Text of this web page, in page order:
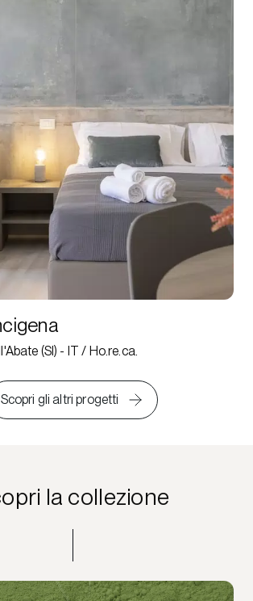
(SI) - IT / Ho.re.ca.
Scopri gli altri progetti
la collezione